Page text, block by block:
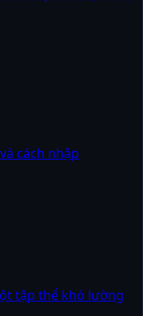
cách nhập
tập thể khó lường